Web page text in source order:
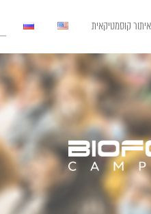
איתור קוסמטיקאית